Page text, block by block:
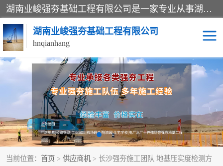
湖南业峻强夯基础工程有限公司是一家专业从事湖南强夯基础工程、强夯机租赁，地基处理的施工单位。业务覆盖：湖南、广东，江西等地。可承接1000KN.m-25000KN.m强夯（置换）工程。公司创始人是国内较早期从事强夯施工的建设者，经过多年的一步一个脚印的发展，在行业内具有较高的度和良好的口碑。
湖南业峻强夯基础工程有限公司
hnqianhang
当前位置： 首页 > 供应商机 > 长沙强夯施工团队 地基压实度检测方
强夯施工案例 强夯机租赁
强夯施工工程 强夯施工队伍
强夯队伍